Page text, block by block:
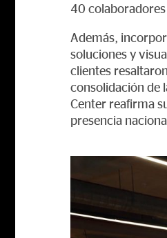
40
Además,
soluciones y
clientes
consolidación de
Center reafirma
presencia